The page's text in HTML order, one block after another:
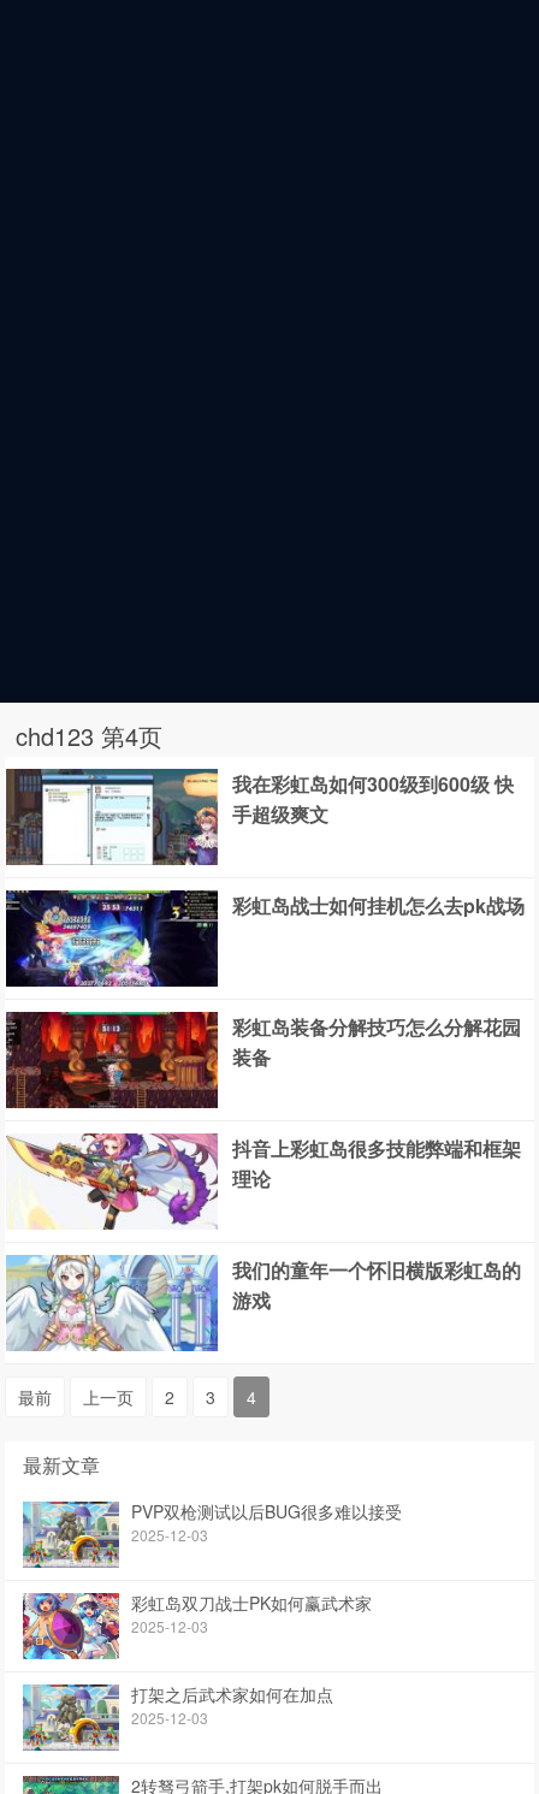
chd123 第4页
我在彩虹岛如何300级到600级 快
手超级爽文
彩虹岛战士如何挂机怎么去pk战场
彩虹岛装备分解技巧怎么分解花园
装备
抖音上彩虹岛很多技能弊端和框架
理论
我们的童年一个怀旧横版彩虹岛的
游戏
最前 上一页 2 3 4
最新文章
PVP双枪测试以后BUG很多难以接受
2025-12-03
彩虹岛双刀战士PK如何赢武术家
2025-12-03
打架之后武术家如何在加点
2025-12-03
2转驽弓箭手,打架pk如何脱手而出